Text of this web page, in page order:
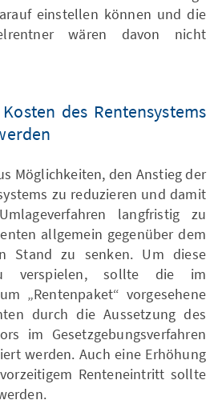
einstellen können und die
wären davon nicht
des Rentensystems
Möglichkeiten, den Anstieg der
zu reduzieren und damit
langfristig zu
allgemein gegenüber dem
Stand zu senken. Um diese
verspielen, sollte die im
„Rentenpaket“ vorgesehene
durch die Aussetzung des
im Gesetzgebungsverfahren
werden. Auch eine Erhöhung
Renteneintritt sollte